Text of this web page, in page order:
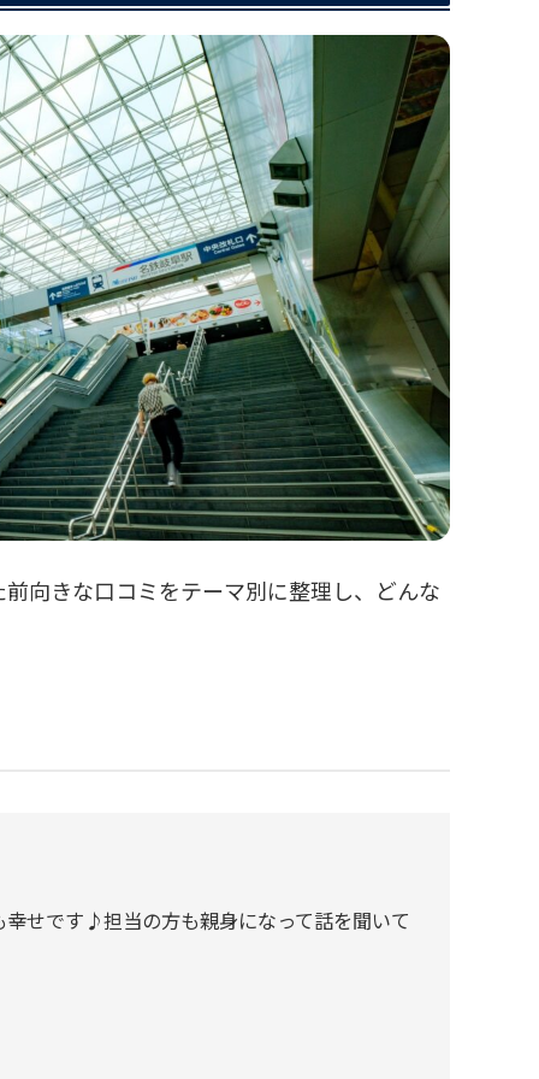
向きな口コミをテーマ別に整理し、どんな
せです♪担当の方も親身になって話を聞いて